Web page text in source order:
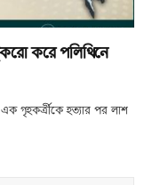
করে পলিথিনে
এক গৃহকর্ত্রীকে হত্যার পর লাশ